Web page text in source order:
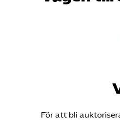
För att bli